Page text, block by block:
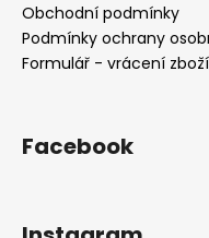
Obchodní podmínky
Podmínky ochrany
Formulář - vrácení zboží
Facebook